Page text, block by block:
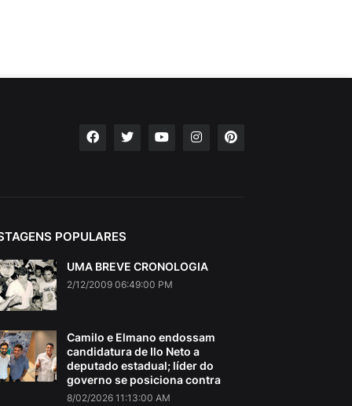
POPULARES
UMA BREVE CRONOLOGIA
2/12/2009 06:49:00 PM
Camilo e Elmano endossam
candidatura de Ilo Neto a
deputado estadual; líder do
governo se posiciona contra
8/02/2026 11:13:00 AM